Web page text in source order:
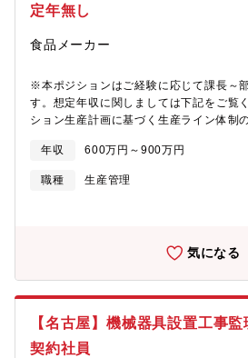
います。
定年無し
食品メーカー
※本ポジションはご経験に応じて課長～
す。想定年収に関しましては下記をご覧
ション生産計画に基づく生産ライン体制
とその実行（採用・教育）についてもお
的な業務内容QCD（品質、コスト、納期
ウト、現場での制生産管理（トラブル対
ナンスもしくは新規導入提案）、情報の
各工場は数百名～の規模となります。数
後生産現場を一通り経験した上で、現在
年収 600万円～900万円
職種
生産管理
気になる
【名古屋】機械器具設置工事
契約社員